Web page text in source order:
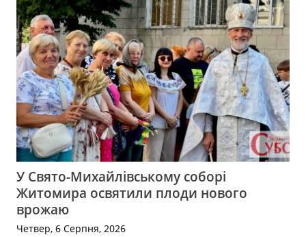
У Свято-Михайлівському соборі
Житомира освятили плоди нового
врожаю
Четвер, 6 Серпня, 2026